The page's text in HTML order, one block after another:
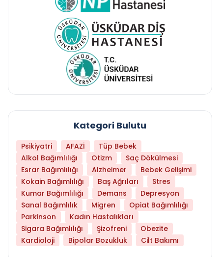
Kategori Bulutu
Psikiyatri AFAZİ
Tüp Bebek
Alkol Bağımlılığı
Otizm
Saç Dökülmesi
Esrar Bağımlılığı
Alzheimer
Bebek Gelişimi
Kokain Bağımlılığı
Baş Ağrıları
Stres
Kumar Bağımlılığı
Demans
Depresyon
Sanal Bağımlılık
Migren
Opiat Bağımlılığı
Parkinson
Kadın Hastalıkları
Sigara Bağımlılığı
Şizofreni
Obezite
Kardioloji
Bipolar Bozukluk Cilt Bakımı